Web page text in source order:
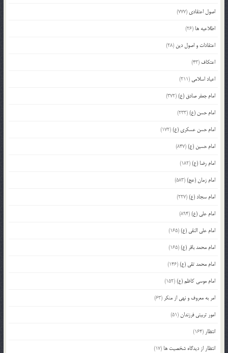
اصول اعتقادی (777)
اطلاعیه ها (26)
اعتقادات و اصول دین (28)
اعتکاف (43)
اعیاد اسلامی (211)
امام جعفر صادق (ع)(372)
امام حسن (ع)(233)
امام حسن عسکری (ع)(172)
امام حسین (ع)(847)
امام رضا (ع)(182)
امام زمان (عج)(583)
امام سجاد (ع)(227)
امام علی (ع)(894)
امام علی النقی (ع)(165)
امام محمد باقر (ع)(165)
امام محمد تقی (ع)(146)
امام موسی کاظم (ع)(152)
امر به معروف و نهی از منکر (63)
امور تربیتی فرزندان (51)
انتظار (164)
انتظار از دیدگاه شخصیت ها (17)